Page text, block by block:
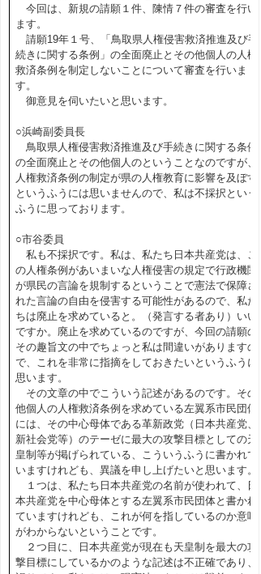
今回は、新規の請願１件、陳情７件の審査を行い
ます。
請願19年１号、「鳥取県人権侵害救済推進及び手
続きに関する条例」の全面廃止とその他個人の人権
救済条例を制定しないことについて審査を行いま
す。
御意見を伺いたいと思います。
○浜崎副委員長
鳥取県人権侵害救済推進及び手続きに関する条例
の全面廃止とその他個人のということなのですが、
人権救済条例の制定が県の人権教育に影響を及ぼす
というふうには思いませんので、私は不採択という
ふうに思っております。
○市谷委員
私も不採択です。私は、私たち日本共産党は、こ
の人権条例があいまいな人権侵害の規定で行政機関
が県民の言論を規制するということで憲法で保障さ
れた言論の自由を侵害する可能性があるので、私た
ちは廃止を求めていると。（発言する者あり）いい
ですか。廃止を求めているのですが、今回の請願の
その趣旨文の中でちょっと私は間違いがありますの
で、これを非常に指摘をしておきたいというふうに
思います。
その文章の中でこういう記述があるのです。その
他個人の人権救済条例を求めている左翼系市民団体
には、その中心母体である革新政党（日本共産党、
新社会党等）のテーゼに最大の攻撃目標としての天
皇制等が掲げられている、こういうふうに書かれて
いますけれども、異議を申し上げたいと思います。
１つは、私たち日本共産党の名前が使われて、日
本共産党を中心母体とする左翼系市民団体と書かれ
ていますけれども、これが何を指しているのか意味
がわからないということです。
２つ目に、日本共産党が現在も天皇制を最大の攻
撃目標にしているかのような記述は不正確であり、